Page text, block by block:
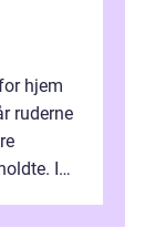
hjem
ruderne
I